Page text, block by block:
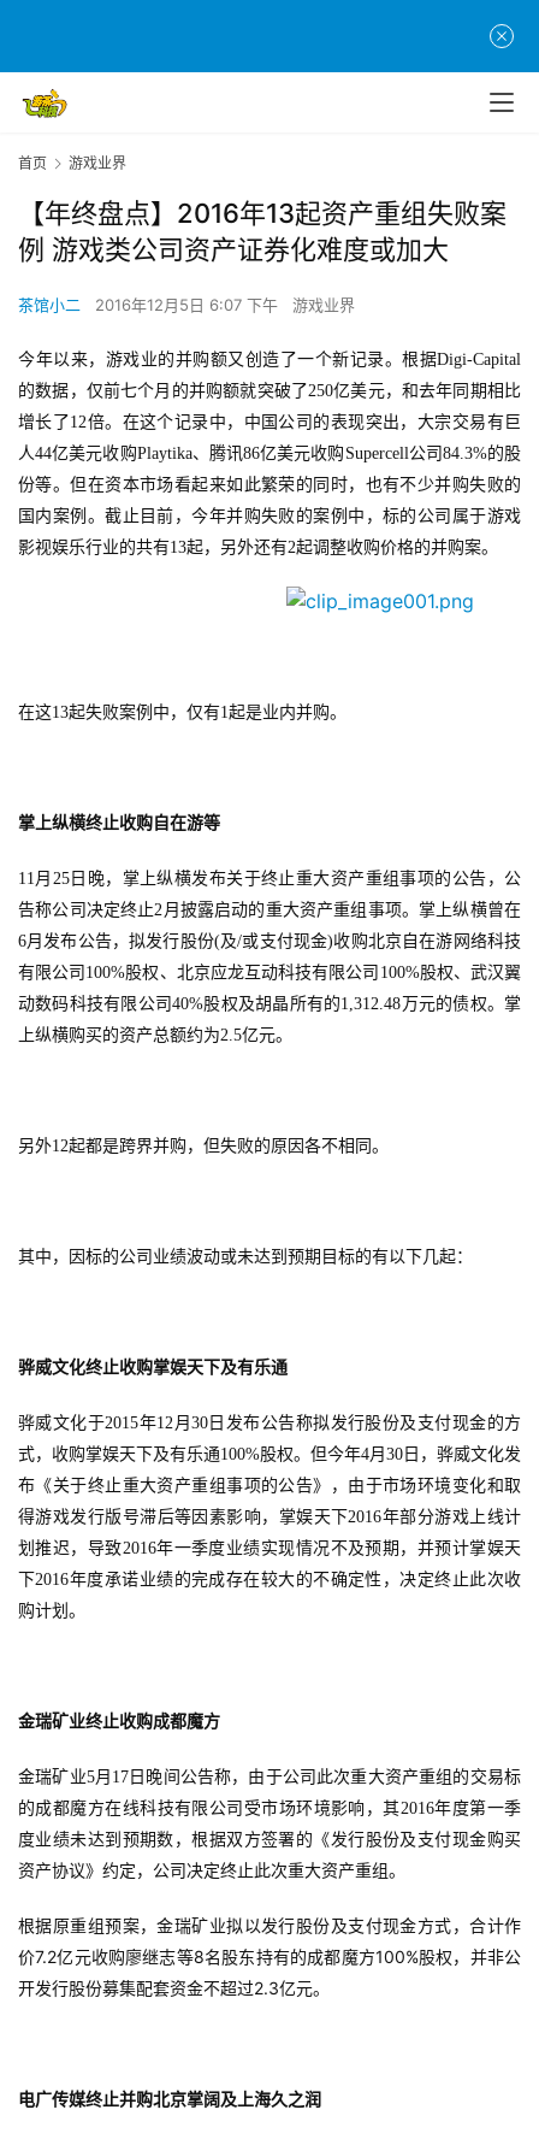
首页 游戏业界
【年终盘点】2016年13起资产重组失败案
例 游戏类公司资产证券化难度或加大
茶馆小二 2016年12月5日 6:07 下午 游戏业界
今年以来，游戏业的并购额又创造了一个新记录。根据Digi-Capital
的数据，仅前七个月的并购额就突破了250亿美元，和去年同期相比
增长了12倍。在这个记录中，中国公司的表现突出，大宗交易有巨
人44亿美元收购Playtika、腾讯86亿美元收购Supercell公司84.3%的股
份等。但在资本市场看起来如此繁荣的同时，也有不少并购失败的
国内案例。截止目前，今年并购失败的案例中，标的公司属于游戏
影视娱乐行业的共有13起，另外还有2起调整收购价格的并购案。
在这13起失败案例中，仅有1起是业内并购。
掌上纵横终止收购自在游等
11月25日晚，掌上纵横发布关于终止重大资产重组事项的公告，公
告称公司决定终止2月披露启动的重大资产重组事项。掌上纵横曾在
6月发布公告，拟发行股份(及/或支付现金)收购北京自在游网络科技
有限公司100%股权、北京应龙互动科技有限公司100%股权、武汉翼
动数码科技有限公司40%股权及胡晶所有的1,312.48万元的债权。掌
上纵横购买的资产总额约为2.5亿元。
另外12起都是跨界并购，但失败的原因各不相同。
其中，因标的公司业绩波动或未达到预期目标的有以下几起：
骅威文化终止收购掌娱天下及有乐通
骅威文化于2015年12月30日发布公告称拟发行股份及支付现金的方
式，收购掌娱天下及有乐通100%股权。但今年4月30日，骅威文化发
布《关于终止重大资产重组事项的公告》，由于市场环境变化和取
得游戏发行版号滞后等因素影响，掌娱天下2016年部分游戏上线计
划推迟，导致2016年一季度业绩实现情况不及预期，并预计掌娱天
下2016年度承诺业绩的完成存在较大的不确定性，决定终止此次收
购计划。
金瑞矿业终止收购成都魔方
金瑞矿业5月17日晚间公告称，由于公司此次重大资产重组的交易标
的成都魔方在线科技有限公司受市场环境影响，其2016年度第一季
度业绩未达到预期数，根据双方签署的《发行股份及支付现金购买
资产协议》约定，公司决定终止此次重大资产重组。
根据原重组预案，金瑞矿业拟以发行股份及支付现金方式，合计作
价7.2亿元收购廖继志等8名股东持有的成都魔方100%股权，并非公
开发行股份募集配套资金不超过2.3亿元。
电广传媒终止并购北京掌阔及上海久之润